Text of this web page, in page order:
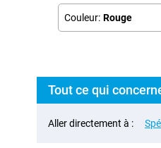
Couleur: Rouge
Tout ce qui
Aller directement à :